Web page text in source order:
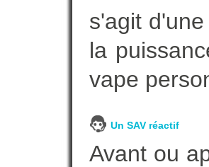
s'agit
la
vape
Un SAV réactif
Avant ou